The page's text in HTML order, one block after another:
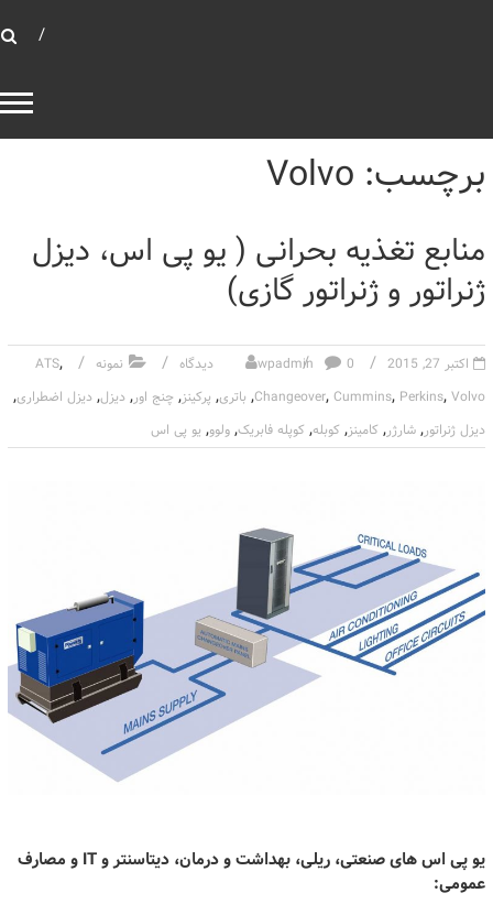
برچسب: Volvo
منابع تغذیه بحرانی ( یو پی اس، دیزل
ژنراتور و ژنراتور گازی)
اکتبر 27, 2015 wpadmin 0 دیدگاه نمونه ATS,
Changeover,Cummins, Perkins,Volvo
, باتری, پرکینز, چنج اور, دیزل, دیزل اضطراری,
دیزل ژنراتور, شارژر, کامینز, کوبله, کوپله فابریک, ولوو, یو پی اس
یو پی اس های صنعتی، ریلی، بهداشت و درمان، دیتاسنتر و IT و مصارف
عمومی: